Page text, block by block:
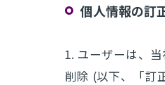
個人情報の訂
1. ユーザーは、
削除 (以下、「訂